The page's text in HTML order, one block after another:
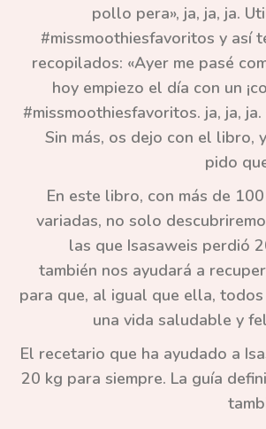
pollo pera», ja, ja, ja.
#missmoothiesfavoritos y así
recopilados: «Ayer me pasé
hoy empiezo el día con un
#missmoothiesfavoritos. ja, ja, ja.
Sin más, os dejo con el libro,
pido
En este libro, con más de
variadas, no solo
las que Isasaweis perdió
también nos ayudará a
para que, al igual que ella,
una vida saludable y
El recetario que ha ayudado a
20 kg para siempre. La guía